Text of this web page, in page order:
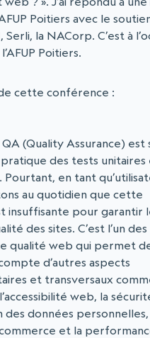
Poitiers avec le
la NACorp. C’est à
Poitiers.
cette conférence :
(Quality Assurance) est
pratique des tests unitaires
en tant
au quotidien que cette
insuffisante pour garantir
des sites. C’est l’un
qualité web qui permet
d’autres aspects
et transversaux
web, la
données personnelles,
et la